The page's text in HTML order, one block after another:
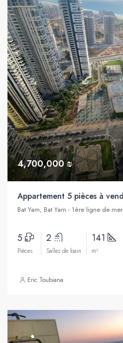
4,700,000 ₪
Bat Yam, Bat Yam - 1ère ligne de mer
5
Pièces
2
Salles de bain
141
m²
Eric Toubiana